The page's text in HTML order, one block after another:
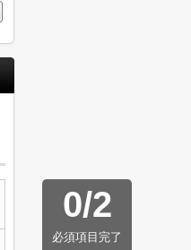
0/2
必須項目完了